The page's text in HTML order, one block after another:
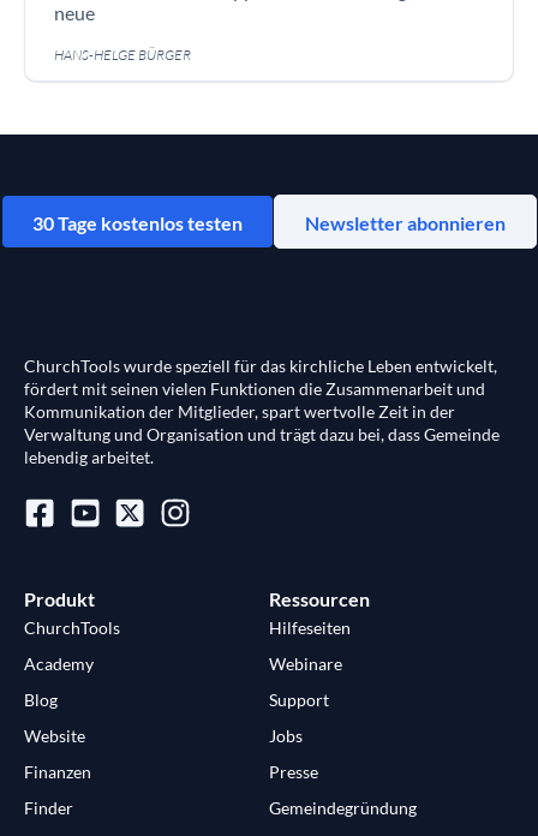
neue
HANS-HELGE BÜRGER
30 Tage kostenlos testen Newsletter abonnieren
ChurchTools wurde speziell für das kirchliche Leben entwickelt,
fördert mit seinen vielen Funktionen die Zusammenarbeit und
Kommunikation der Mitglieder, spart wertvolle Zeit in der
Verwaltung und Organisation und trägt dazu bei, dass Gemeinde
lebendig arbeitet.
Produkt
ChurchTools
Academy
Blog
Website
Finanzen
Finder
Ressourcen
Hilfeseiten
Webinare
Support
Jobs
Presse
Gemeindegründung